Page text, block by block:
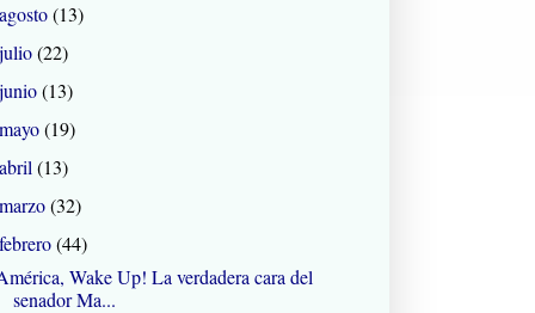
agosto(13)
julio(22)
junio(13)
mayo(19)
abril(13)
marzo(32)
febrero(44)
Wake Up! La verdadera cara del
senador Ma...